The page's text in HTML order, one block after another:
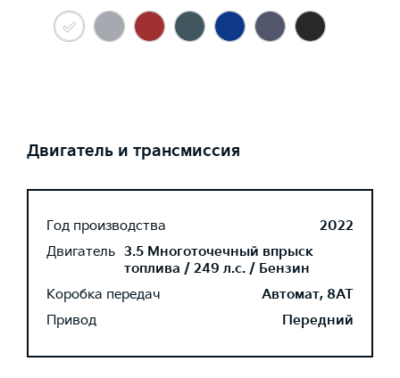
Двигатель и трансмиссия
Год производства
2022
Двигатель 3.5 Многоточечный впрыск
топлива / 249 л.с. / Бензин
Коробка передач
Автомат, 8AT
Привод
Передний